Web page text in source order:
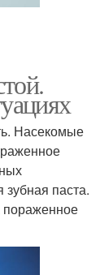
Насекомые
паста.
пораженное